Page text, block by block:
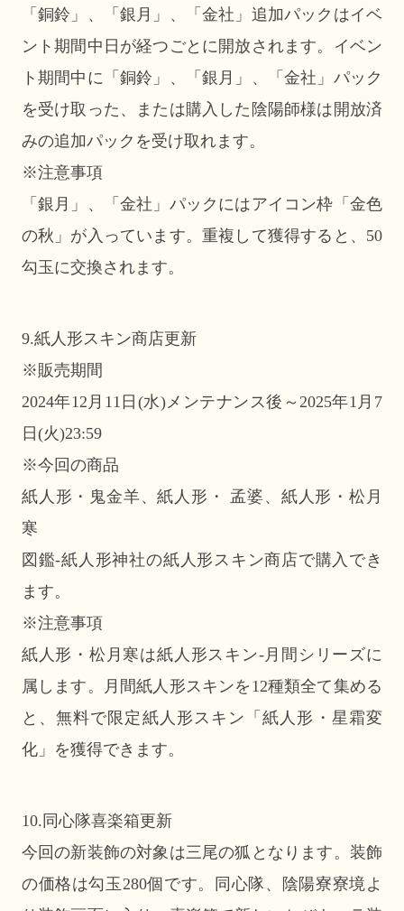
「銅鈴」、「銀月」、「金社」追加パックはイベ
ント期間中日が経つごとに開放されます。イベン
ト期間中に「銅鈴」、「銀月」、「金社」パック
を受け取った、または購入した陰陽師様は開放済
みの追加パックを受け取れます。
※注意事項
「銀月」、「金社」パックにはアイコン枠「金色
の秋」が入っています。重複して獲得すると、50
勾玉に交換されます。
9.紙人形スキン商店更新
※販売期間
2024年12月11日(水)メンテナンス後～2025年1月7
日(火)23:59
※今回の商品
紙人形・鬼金羊、紙人形・ 孟婆、紙人形・松月
寒
図鑑-紙人形神社の紙人形スキン商店で購入でき
ます。
※注意事項
紙人形・松月寒は紙人形スキン-月間シリーズに
属します。月間紙人形スキンを12種類全て集める
と、無料で限定紙人形スキン「紙人形・星霜変
化」を獲得できます。
10.同心隊喜楽箱更新
今回の新装飾の対象は三尾の狐となります。装飾
の価格は勾玉280個です。同心隊、陰陽寮寮境よ